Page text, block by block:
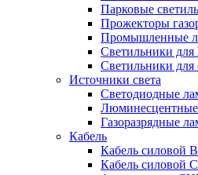
Парковые
Прожекторы
Промышленные
Светильники
Светильники
Источники света
Светодиодные
Газоразрядные
Кабель
Кабель
Кабель силовой